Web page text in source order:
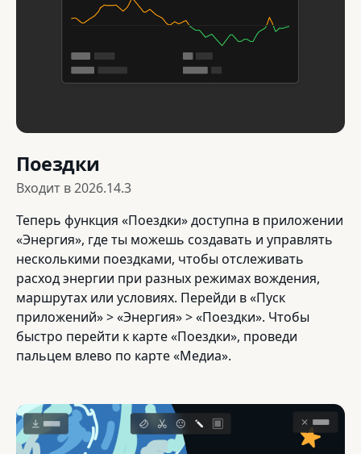
Поездки
Входит в2026.14.3
Теперь функция «Поездки» доступна в приложении
«Энергия», где ты можешь создавать и управлять
несколькими поездками, чтобы отслеживать
расход энергии при разных режимах вождения,
маршрутах или условиях. Перейди в «Пуск
приложений» > «Энергия» > «Поездки». Чтобы
быстро перейти к карте «Поездки», проведи
пальцем влево по карте «Медиа».